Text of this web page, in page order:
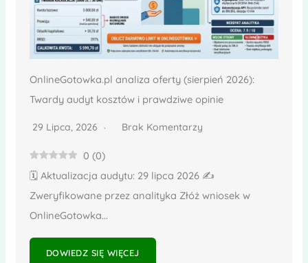
OnlineGotowka.pl analiza oferty (sierpień 2026):
Twardy audyt kosztów i prawdziwe opinie
29 Lipca, 2026 Brak Komentarzy
0 (0)
🗓️ Aktualizacja audytu: 29 lipca 2026 ✍️
Zweryfikowane przez analityka Złóż wniosek w
OnlineGotowka...
DOWIEDZ SIĘ WIĘCEJ